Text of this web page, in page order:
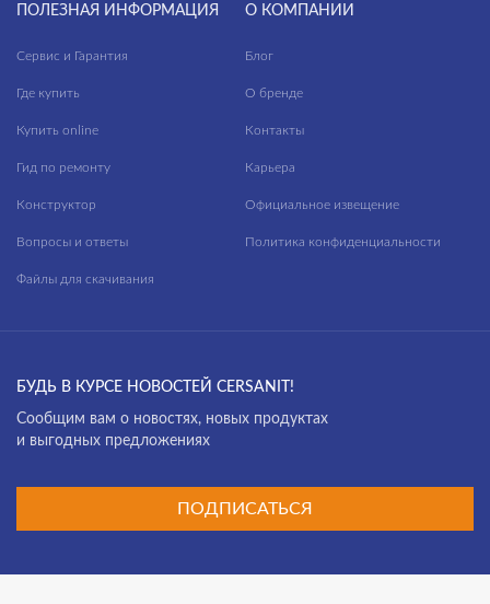
ПОЛЕЗНАЯ ИНФОРМАЦИЯ
Сервис и Гарантия
Где купить
Купить online
Гид по ремонту
Конструктор
Вопросы и ответы
Файлы для скачивания
О КОМПАНИИ
Блог
О бренде
Контакты
Карьера
Официальное извещение
Политика конфиденциальности
БУДЬ В КУРСЕ НОВОСТЕЙ CERSANIT!
Cообщим вам о новостях, новых продуктах
и выгодных предложениях
ПОДПИСАТЬСЯ